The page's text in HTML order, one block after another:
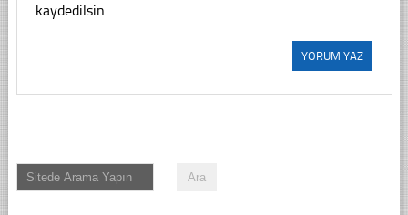
kaydedilsin.